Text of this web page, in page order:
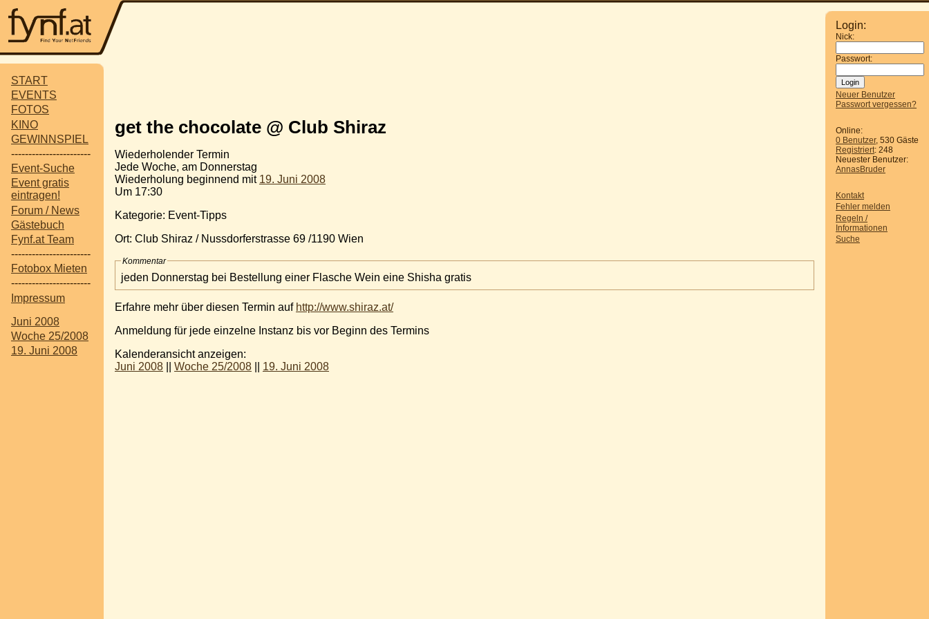
START
EVENTS
FOTOS
KINO
GEWINNSPIEL
-----------------------
Event-Suche
Event gratis
eintragen!
Forum / News
Gästebuch
Fynf.at Team
-----------------------
Fotobox Mieten
-----------------------
Impressum
Juni 2008
Woche 25/2008
19. Juni 2008
Login:
Nick:
Passwort:
Neuer Benutzer
Passwort vergessen?
Online:
0 Benutzer, 530 Gäste
Registriert: 248
Neuester Benutzer:
AnnasBruder
Kontakt
Fehler melden
Regeln /
Informationen
Suche
get the chocolate @ Club Shiraz
Wiederholender Termin
Jede Woche, am Donnerstag
Wiederholung beginnend mit 19. Juni 2008
Um 17:30
Kategorie: Event-Tipps
Ort: Club Shiraz / Nussdorferstrasse 69 /1190 Wien
Kommentar
jeden Donnerstag bei Bestellung einer Flasche Wein eine Shisha gratis
Erfahre mehr über diesen Termin auf http://www.shiraz.at/
Anmeldung für jede einzelne Instanz bis vor Beginn des Termins
Kalenderansicht anzeigen:
Juni 2008
Woche 25/2008 19. Juni 2008